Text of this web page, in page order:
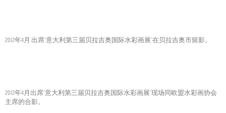
2012年4月 出席“意大利第三届贝拉吉奥国际水彩画展”在贝拉吉奥市留影。
2012年4月出席“意大利第三届贝拉吉奥国际水彩画展”现场同欧盟水彩画协会
主席的合影。